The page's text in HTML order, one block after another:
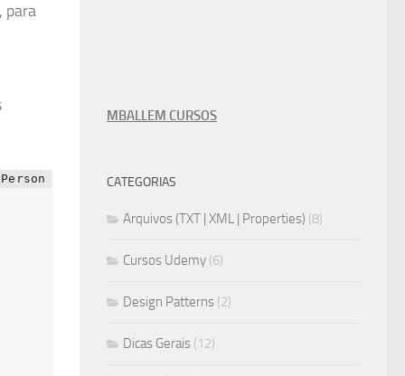
para
MBALLEM CURSOS
CATEGORIAS
Arquivos (TXT | XML | Properties) (8)
Cursos Udemy (6)
Design Patterns (2)
Dicas Gerais (12)